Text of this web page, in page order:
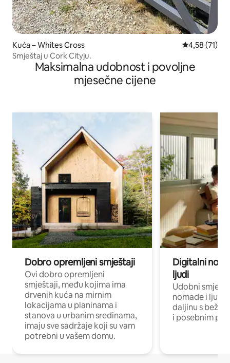
Kuća – Whites Cross Prosječna
4,58 (71)
Smještaj u Cork Cityju.
Maksimalna udobnost i povoljne
mjesečne cijene
Dobro opremljeni smještaji
Ovi dobro opremljeni
smještaji, među kojima ima
drvenih kuća na mirnim
lokacijama u planinama i
stanova u urbanim sredinama,
imaju sve sadržaje koji su vam
potrebni u vašem domu.
Digitalni
ljudi
Udobni
nomade i ljude
daljinu s
i posebnim